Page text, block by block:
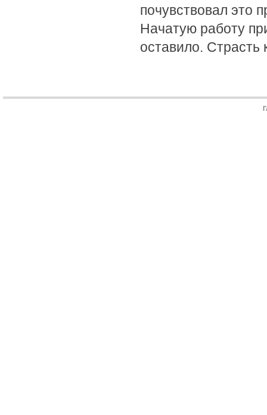
почувствовал это
Начатую работу
оставило. Страсть